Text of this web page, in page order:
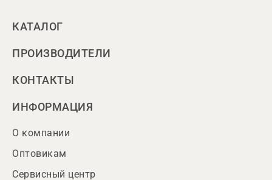
КАТАЛОГ
ПРОИЗВОДИТЕЛИ
КОНТАКТЫ
ИНФОРМАЦИЯ
О компании
Оптовикам
Сервисный центр